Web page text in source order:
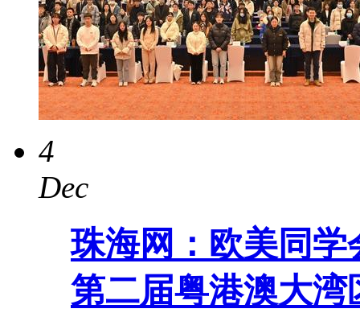
4
Dec
珠海网：欧美同
第二届粤港澳大